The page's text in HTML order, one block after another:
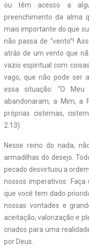
ou têm acesso a
preenchimento da alma
mais importante do que
não passa de “vento”!
atrás de um vento que
vazio espiritual com
vago, que não pode ser
essa situação: “O
abandonaram, a Mim, a
próprias cisternas,
2:13).
Nesse reino do nada,
armadilhas do desejo.
pecado desvirtuou a
nossos imperativos.
que você tem dado
nossas vontades e
aceitação, valorização e
criados para uma
por Deus.